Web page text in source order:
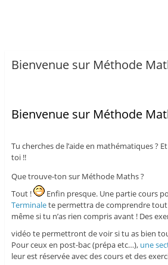
Bienvenue sur Méthode
Bienvenue sur Méthode
Tu cherches de l’aide en mathématiques ?
toi !!
Que trouve-ton sur Méthode Maths ?
Tout !
Enfin presque. Une partie cours
Terminalete permettra de comprendre tout
même si tu n’as rien compris avant ! Des
vidéo te permettront de voir si tu as bien
Pour ceux en post-bac (prépa etc…), une
leur est réservée avec des cours et des